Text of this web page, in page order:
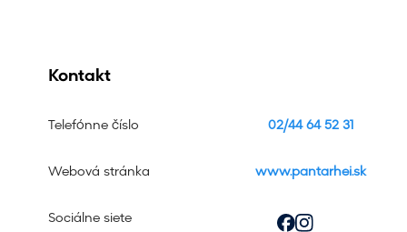
Kontakt
Telefónne číslo
Webová stránka
Sociálne siete
02/44 64 52 31
www.pantarhei.sk